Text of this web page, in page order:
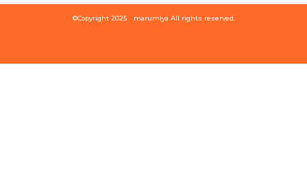
©Copyright 2025 marumiya All rights reserved.